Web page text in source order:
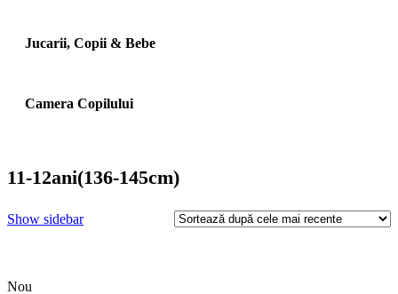
Jucarii, Copii & Bebe
Camera Copilului
11-12ani(136-145cm)
Show sidebar
Nou